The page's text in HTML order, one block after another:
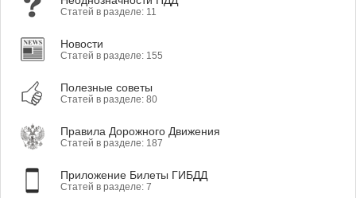
Статей в разделе: 11
Новости
Статей в разделе: 155
Полезные советы
Статей в разделе: 80
Правила Дорожного Движения
Статей в разделе: 187
Приложение Билеты ГИБДД
Статей в разделе: 7